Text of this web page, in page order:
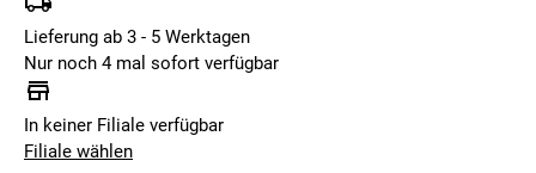
Lieferung ab 3 - 5 Werktagen
Nur noch 4 mal sofort verfügbar
In keiner Filiale verfügbar
Filiale wählen